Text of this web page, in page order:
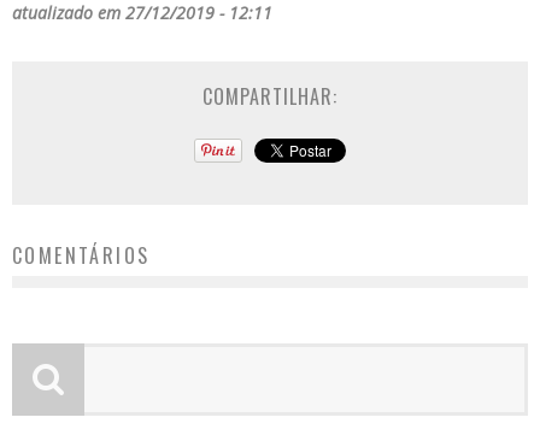
atualizado em 27/12/2019 - 12:11
COMPARTILHAR:
COMENTÁRIOS